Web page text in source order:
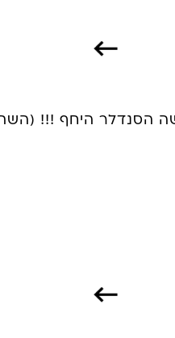
הסנדלר היחף !!!